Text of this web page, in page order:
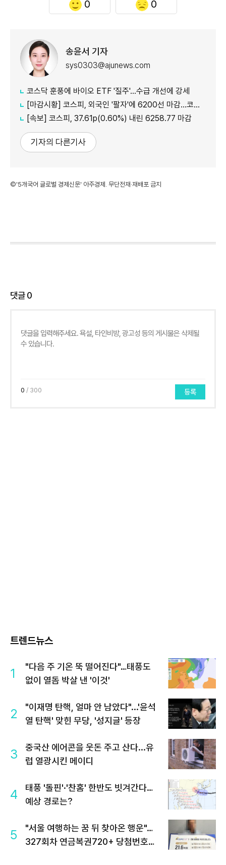
0 0
송윤서 기자
sys0303@ajunews.com
코스닥 훈풍에 바이오 ETF '질주'…수급 개선에 강세
[마감시황] 코스피, 외국인 '팔자'에 6200선 마감…코스닥도 하락
[속보] 코스피, 37.61p(0.60%) 내린 6258.77 마감
기자의 다른기사
©'5개국어 글로벌 경제신문' 아주경제. 무단전재·재배포 금지
댓글0
0 / 300 등록
트렌드뉴스
1
"다음 주 기온 뚝 떨어진다"…태풍도
없이 열돔 박살 낸 '이것'
2
"이재명 탄핵, 얼마 안 남았다"...'윤석
열 탄핵' 맞힌 무당, '성지글' 등장
3
중국산 에어콘을 웃돈 주고 산다...유
럽 열광시킨 메이디
4
태풍 '돌핀'·'찬홈' 한반도 빗겨간다…
예상 경로는?
5
"서울 여행하는 꿈 뒤 찾아온 행운"…
327회차 연금복권720+ 당첨번호조